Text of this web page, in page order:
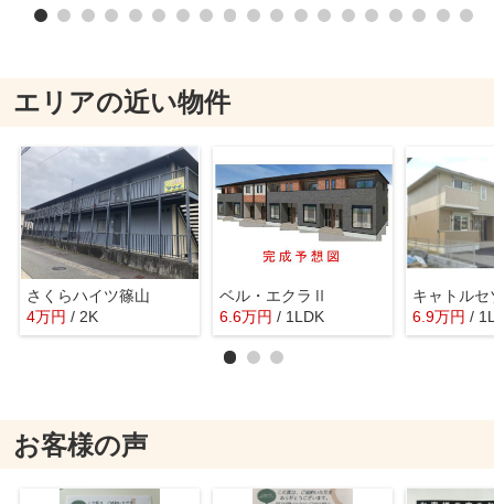
エリアの近い物件
さくらハイツ篠山
4万円 / 2K
ベル・エクラⅡ
6.6万円 / 1LDK
キャトルセ
6.9万円 /
お客様の声